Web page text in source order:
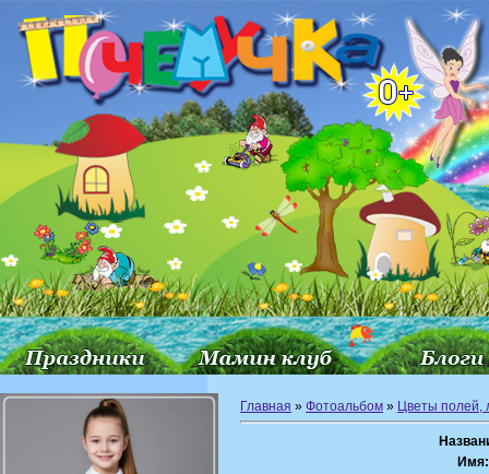
Главная » Фотоальбом » Цветы полей,
Имя: